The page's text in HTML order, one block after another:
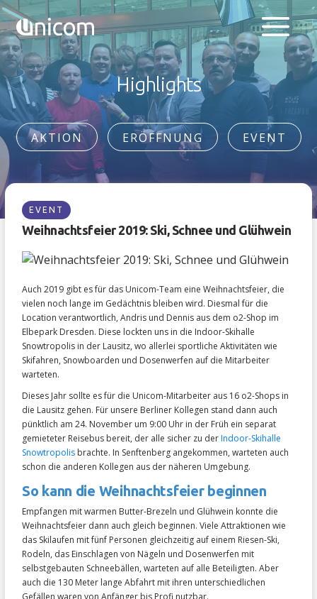
Highlights
AKTION ERÖFFNUNG EVENT
EVENT
Weihnachtsfeier 2019: Ski, Schnee und Glühwein
Auch 2019 gibt es für das Unicom-Team eine Weihnachtsfeier, die
vielen noch lange im Gedächtnis bleiben wird. Diesmal für die
Location verantwortlich, Andris und Dennis aus dem o2-Shop im
Elbepark Dresden. Diese lockten uns in die Indoor-Skihalle
Snowtropolis in der Lausitz, wo allerlei sportliche Aktivitäten wie
Skifahren, Snowboarden und Dosenwerfen auf die Mitarbeiter
warteten.
Dieses Jahr sollte es für die Unicom-Mitarbeiter aus 16 o2-Shops in
die Lausitz gehen. Für unsere Berliner Kollegen stand dann auch
pünktlich am 24. November um 9:00 Uhr in der Früh ein separat
gemieteter Reisebus bereit, der alle sicher zu derIndoor-Skihalle
Snowtropolis brachte. In Senftenberg angekommen, warteten auch
schon die anderen Kollegen aus der näheren Umgebung.
So kann die Weihnachtsfeier beginnen
Empfangen mit warmen Butter-Brezeln und Glühwein konnte die
Weihnachtsfeier dann auch gleich beginnen. Viele Attraktionen wie
das Skilaufen mit fünf Personen gleichzeitig auf einem Riesen-Ski,
Rodeln, das Einschlagen von Nägeln und Dosenwerfen mit
selbstgebauten Schneebällen, warteten auf alle Beteiligten. Aber
auch die 130 Meter lange Abfahrt mit ihren unterschiedlichen
Gefällen waren von Anfänger bis Profi nutzbar.